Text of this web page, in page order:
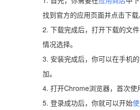
找到官方的应用页面并点击下载
2. 下载完成后，打开下载的文
情况选择。
3. 安装完成后，你可以在手机
加。
4. 打开Chrome浏览器，首次使
5. 登录成功后，你就可以开始